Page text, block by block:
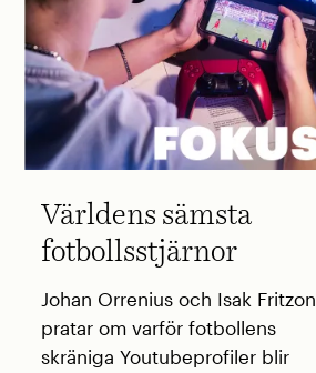
Världens sämsta
fotbollsstjärnor
Johan Orrenius och Isak Fritzon
pratar om varför fotbollens
skräniga Youtubeprofiler blir